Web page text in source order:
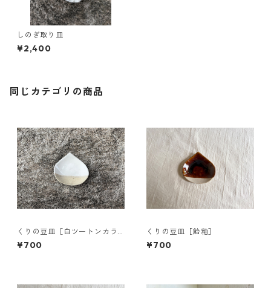
しのぎ取り皿
¥2,400
同じカテゴリの商品
くりの豆皿［白ツートンカラ
ー］
¥700
くりの豆皿［飴釉］
¥700